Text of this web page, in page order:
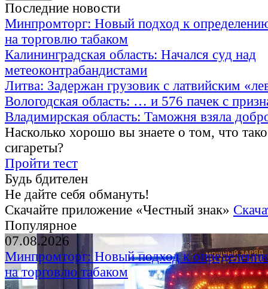
Последние новости
Минпромторг: Новый подход к
на торговлю табаком
Калининградская область: Начался суд над
метеоконтрабандистами
Литва: Задержан грузовик с латвийским
Вологодская область: … и 576 пачек с
Владимирская область: Таможня взяла
Насколько хорошо вы знаете о том, что
сигареты?
Пройти тест
Будь бдителен
Не дайте себя обмануть!
Скачайте приложение «Честный знак»
Популярное
07.08.2026
Минпромторг: Новый подход к
на торговлю табаком